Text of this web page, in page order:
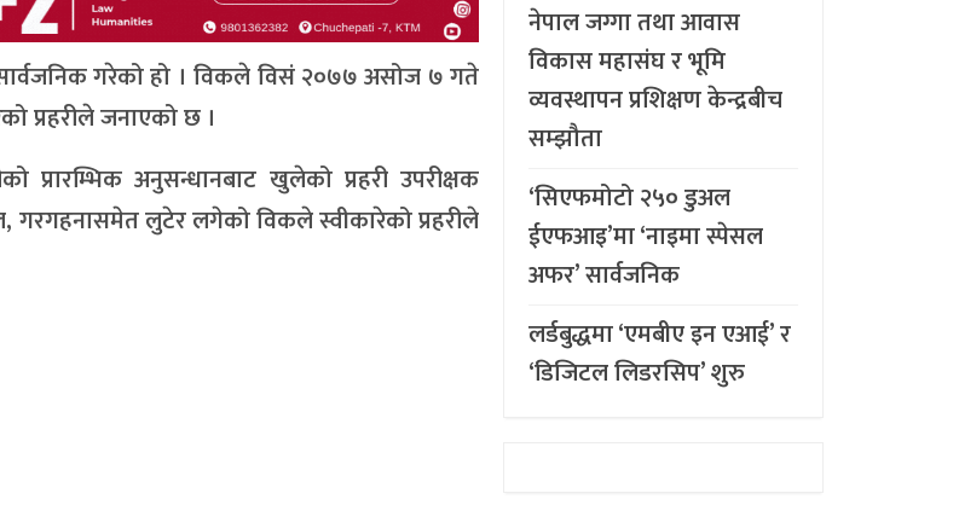
गरेको हो । विकले विसं २०७७ असोज ७ गते
प्रहरीले जनाएको छ ।
प्रारम्भिक अनुसन्धानबाट खुलेको प्रहरी उपरीक्षक
गरगहनासमेत लुटेर लगेको विकले स्वीकारेको प्रहरीले
नेपाल जग्गा तथा आवास
विकास महासंघ र भूमि
व्यवस्थापन प्रशिक्षण केन्द्रबीच
सम्झौता
‘सिएफमोटो २५० डुअल
ईएफआइ’मा ‘नाइमा स्पेसल
अफर’ सार्वजनिक
लर्डबुद्धमा ‘एमबीए इन एआई’ र
‘डिजिटल लिडरसिप’ शुरु